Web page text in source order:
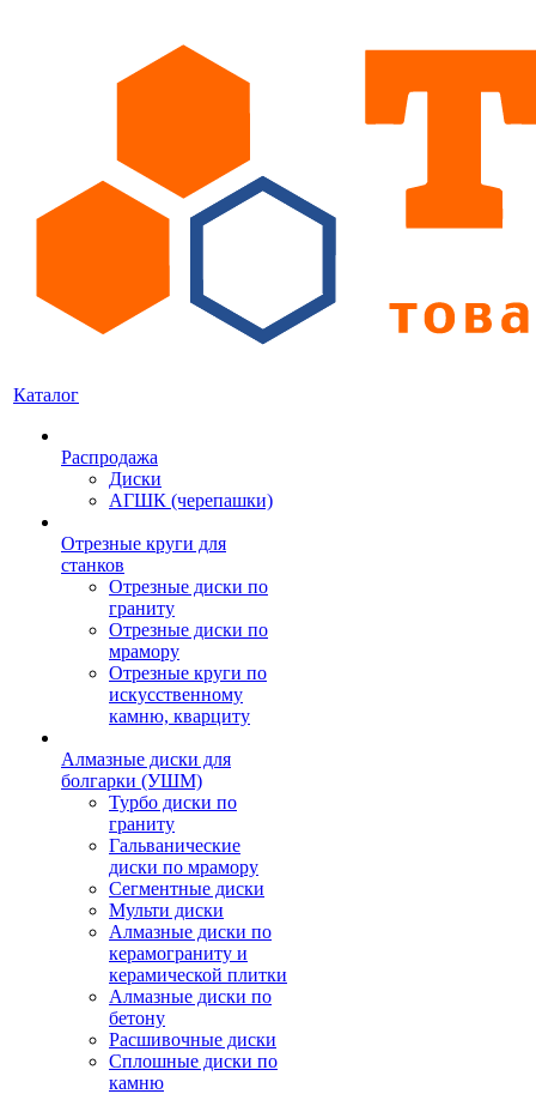
Каталог
Распродажа
Диски
АГШК (черепашки)
Отрезные круги для
станков
Отрезные диски по
граниту
Отрезные диски по
мрамору
Отрезные круги по
искусственному
камню, кварциту
Алмазные диски для
болгарки (УШМ)
Турбо диски по
граниту
Гальванические
диски по мрамору
Сегментные диски
Мульти диски
Алмазные диски по
керамограниту и
керамической плитки
Алмазные диски по
бетону
Расшивочные диски
Сплошные диски по
камню